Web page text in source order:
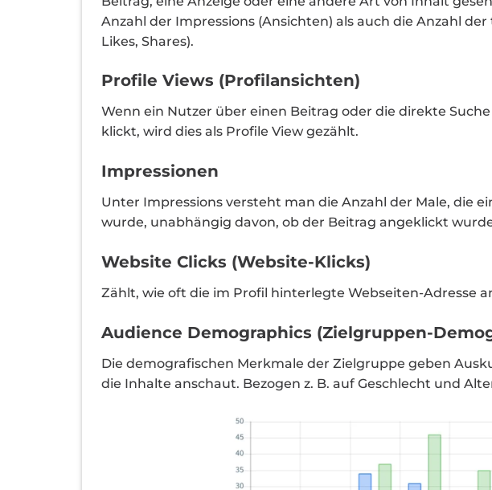
Anzahl der Impressions (Ansichten) als auch die Anzahl
Likes, Shares).
Profile Views (Profilansichten)
Wenn ein Nutzer über einen Beitrag oder die direkte
klickt, wird dies als Profile View gezählt.
Impressionen
Unter Impressions versteht man die Anzahl der Male, die
wurde, unabhängig davon, ob der Beitrag angeklickt
Website Clicks (Website-Klicks)
Zählt, wie oft die im Profil hinterlegte Webseiten-Adresse
Audience Demographics (Zielgruppen-
Die demografischen Merkmale der Zielgruppe geben
die Inhalte anschaut. Bezogen z. B. auf Geschlecht und